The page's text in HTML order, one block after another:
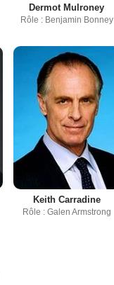
Dermot Mulroney
Rôle : Benjamin Bonney
Keith Carradine
Rôle : Galen Armstrong